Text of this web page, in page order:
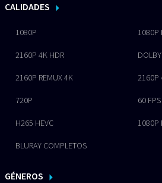
CALIDADES
1080P 1080P
2160P 4K HDR
2160P REMUX 4K 2160P
720P 60 FPS
H265 HEVC 1080P
BLURAY COMPLETOS
GÉNEROS